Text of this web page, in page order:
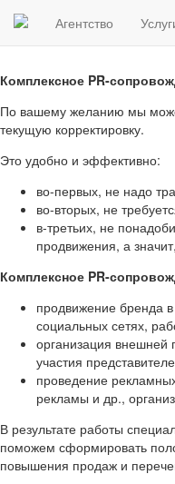
Агентство
Комплексное PR-
По вашему желанию мы
текущую корректировку.
Это удобно и эффективно:
во-первых, не надо
во-вторых, не
в-третьих, не
продвижения, а
Комплексное PR-
продвижение бренда
социальных сетях,
организация внешней
участия
проведение
рекламы и др.,
В результате работы
поможем сформировать
повышения продаж и